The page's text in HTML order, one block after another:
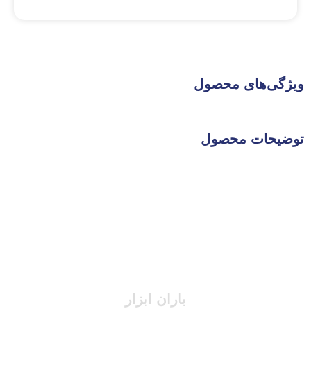
ویژگی‌های محصول
توضیحات محصول
باران ابزار